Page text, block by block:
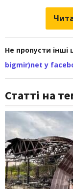
Не пропусти інші
bigmir)net у
Статті на